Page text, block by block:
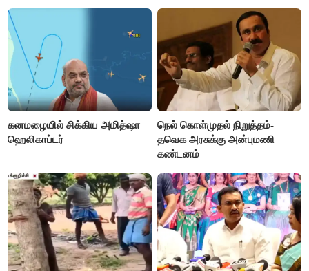
கனமழையில் சிக்கிய அமித்ஷா
ஹெலிகாப்டர்
நெல் கொள்முதல் நிறுத்தம்-
தவெக அரசுக்கு அன்புமணி
கண்டனம்